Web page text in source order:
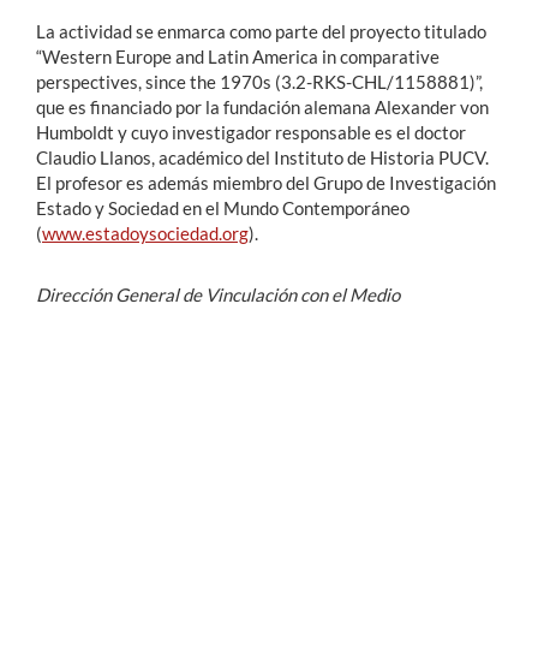
La actividad se enmarca como parte del proyecto titulado
“Western Europe and Latin America in comparative
perspectives, since the 1970s (3.2-RKS-CHL/1158881)”,
que es financiado por la fundación alemana Alexander von
Humboldt y cuyo investigador responsable es el doctor
Claudio Llanos, académico del Instituto de Historia PUCV.
El profesor es además miembro del Grupo de Investigación
Estado y Sociedad en el Mundo Contemporáneo
(www.estadoysociedad.org).
Dirección General de Vinculación con el Medio